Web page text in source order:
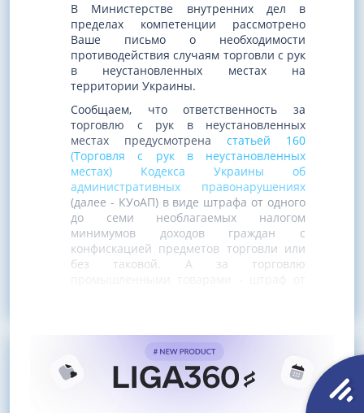
В Министерстве внутренних дел в
пределах компетенции рассмотрено
Ваше письмо о необходимости
противодействия случаям торговли с рук
в неустановленных местах на
территории Украины.
Сообщаем, что ответственность за
торговлю с рук в неустановленных
местах предусмотрена статьей 160
(Торговля с рук в неустановленных
местах) Кодекса Украины об
административных правонарушениях
(далее - КУоАП) в виде штрафа от одного
до семи необлагаемых налогом
минимумов доходов граждан с
конфискацией предметов торговли или
без таковой. А за торговлю